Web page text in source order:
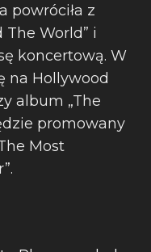
powróciła z
World” i
koncertową. W
na Hollywood
album „The
promowany
Most